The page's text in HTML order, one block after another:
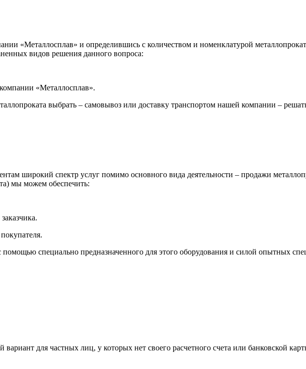
«Металлосплав» и определившись с количеством и номенклатурой
видов решения данного вопроса:
«Металлосплав».
выбрать – самовывоз или доставку транспортом нашей компании –
широкий спектр услуг помимо основного вида деятельности – продажи
мы можем обеспечить:
помощью специально предназначенного для этого оборудования и силой опытных
для частных лиц, у которых нет своего расчетного счета или банковской